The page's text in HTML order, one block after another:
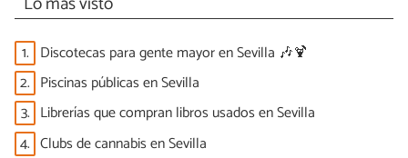
1. Discotecas para gente mayor en Sevilla 🎶🍹
2. Piscinas públicas en Sevilla
3. Librerías que compran libros usados en Sevilla
4. Clubs de cannabis en Sevilla